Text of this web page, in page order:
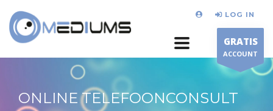
LOG IN
GRATIS
ACCOUNT
ONLINE TELEFOONCONSULT